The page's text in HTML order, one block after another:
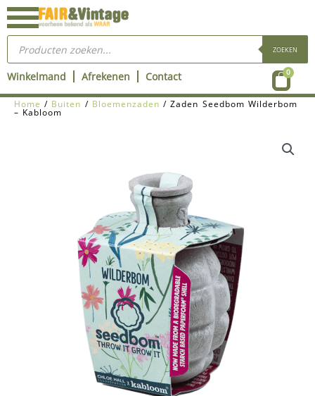
Ga
naar
inhoud
Producten
zoeken ZOEKEN
Winkelmand Afrekenen Contact 0
Home / Buiten / Bloemenzaden / Zaden Seedbom Wilderbom
– Kabloom